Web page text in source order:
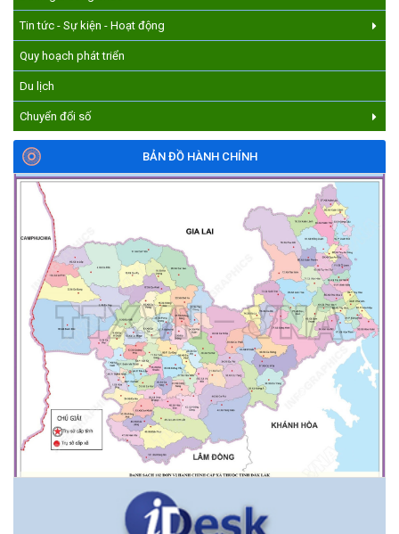
Tin tức - Sự kiện - Hoạt động
Quy hoạch phát triển
Du lịch
Chuyển đổi số
BẢN ĐỒ HÀNH CHÍNH